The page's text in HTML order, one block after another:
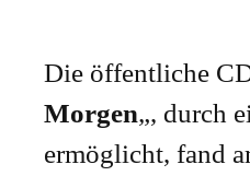
Die öffentliche
Morgen„, durch
ermöglicht, fand